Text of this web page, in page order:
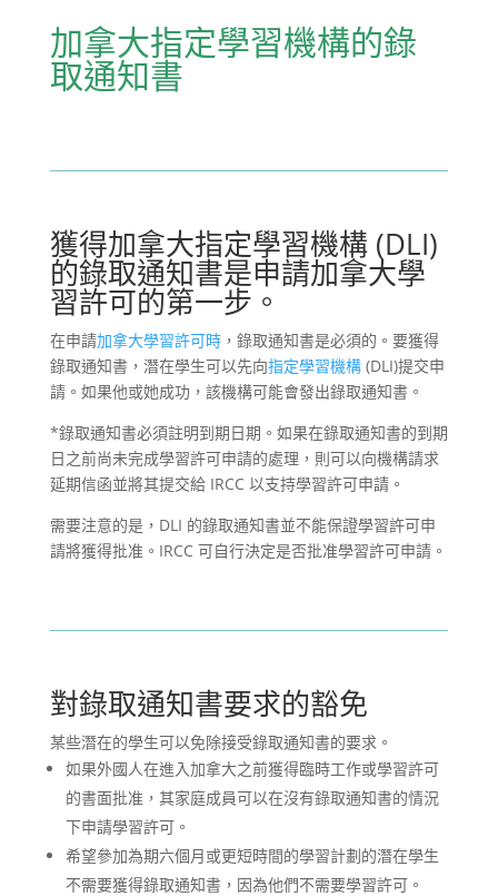
加拿大指定學習機構的錄
取通知書
獲得加拿大指定學習機構 (DLI)
的錄取通知書是申請加拿大學
習許可的第一步。
在申請加拿大學習許可時，錄取通知書是必須的。要獲得
錄取通知書，潛在學生可以先向指定學習機構(DLI)提交申
請。如果他或她成功，該機構可能會發出錄取通知書。
*錄取通知書必須註明到期日期。如果在錄取通知書的到期
日之前尚未完成學習許可申請的處理，則可以向機構請求
延期信函並將其提交給 IRCC 以支持學習許可申請。
需要注意的是，DLI 的錄取通知書並不能保證學習許可申
請將獲得批准。IRCC 可自行決定是否批准學習許可申請。
對錄取通知書要求的豁免
某些潛在的學生可以免除接受錄取通知書的要求。
如果外國人在進入加拿大之前獲得臨時工作或學習許可
的書面批准，其家庭成員可以在沒有錄取通知書的情況
下申請學習許可。
希望參加為期六個月或更短時間的學習計劃的潛在學生
不需要獲得錄取通知書，因為他們不需要學習許可。